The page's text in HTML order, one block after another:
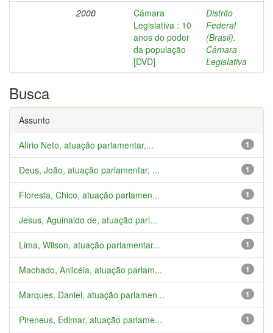
2000
Câmara
Legislativa : 10
anos do poder
da população
[DVD]
Distrito
Federal
(Brasil).
Câmara
Legislativa
Busca
Assunto
1
Alírio Neto, atuação parlamentar,...
1
Deus, João, atuação parlamentar, ...
1
Floresta, Chico, atuação parlamen...
1
Jesus, Aguinaldo de, atuação parl...
1
Lima, Wilson, atuação parlamentar...
1
Machado, Anilcéia, atuação parlam...
1
Marques, Daniel, atuação parlamen...
1
Pireneus, Edimar, atuação parlame...